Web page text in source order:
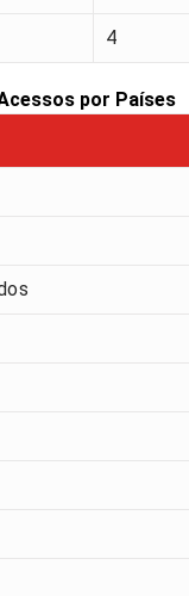
4
por Países